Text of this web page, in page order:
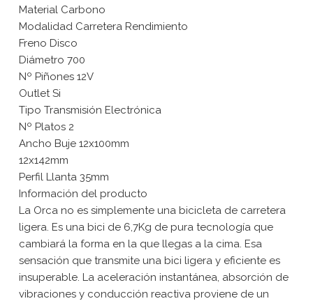
Material Carbono
Modalidad Carretera Rendimiento
Freno Disco
Diámetro 700
Nº Piñones 12V
Outlet Si
Tipo Transmisión Electrónica
Nº Platos 2
Ancho Buje 12x100mm
12x142mm
Perfil Llanta 35mm
Información del producto
La Orca no es simplemente una bicicleta de carretera
ligera. Es una bici de 6,7Kg de pura tecnología que
cambiará la forma en la que llegas a la cima. Esa
sensación que transmite una bici ligera y eficiente es
insuperable. La aceleración instantánea, absorción de
vibraciones y conducción reactiva proviene de un